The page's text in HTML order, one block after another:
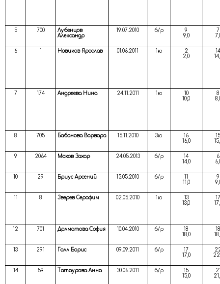
5 700
Лубенцов
Александр
19.07.2010 б/р
9
9,0
7
6 1 Новиков Ярослав 01.06.2011 1ю
2
2,0
14
7 174 Андреева Нина 24.11.2011 1ю
10
10,0
8
8 705 Бабанова Варвара 15.11.2010 3ю
16
16,0
15
9 2064 Мохов Захар 24.05.2013 б/р
14
14,0
6
10 29 Бриус Арсений 15.05.2010 б/р
11
11,0
9
11 8 Зверев Серафим 02.05.2010 1ю
13
13,0
17
12 701 Долматова София 10.04.2010 б/р
18
18,0
18
13 291 Галл Борис 09.09.2011 б/р
17
17,0
14 59 Татаурова Анна 30.06.2011 б/р
15
15,0